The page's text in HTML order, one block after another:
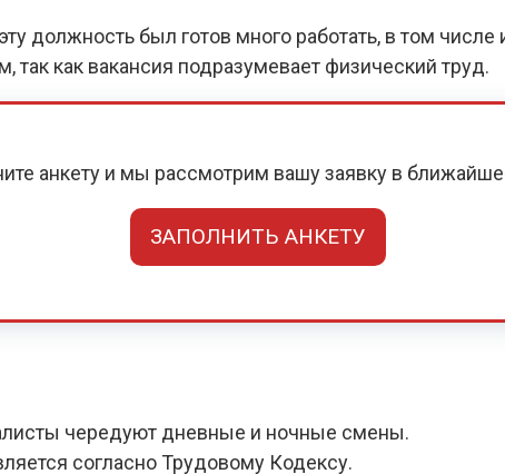
должность был готов много работать, в том
как вакансия подразумевает физический труд.
анкету и мы рассмотрим вашу заявку в
ЗАПОЛНИТЬ АНКЕТУ
чередуют дневные и ночные смены.
согласно Трудовому Кодексу.